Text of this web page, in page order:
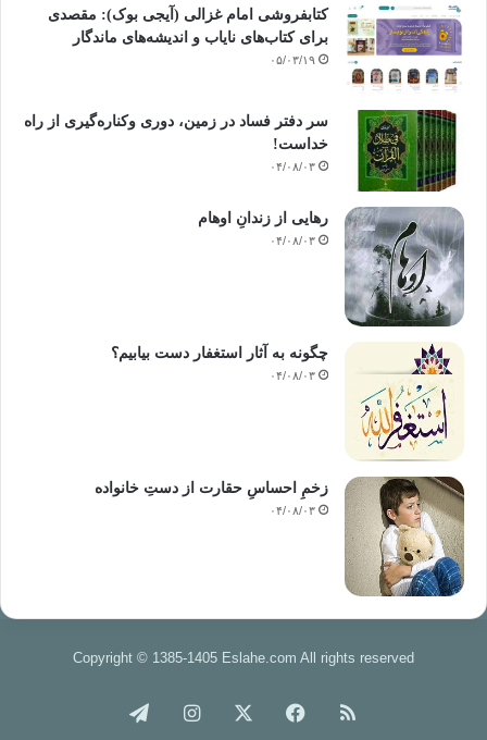
کتابفروشی امام غزالی (آیجی بوک): مقصدی
برای کتاب‌های نایاب و اندیشه‌های ماندگار
۰۵/۰۳/۱۹
سر دفتر فساد در زمین‌، دوری وکناره‌گیری از راه
خداست‌!
۰۴/۰۸/۰۳
رهایی از زندانِ اوهام
۰۴/۰۸/۰۳
چگونه به آثار استغفار دست بیابیم؟
۰۴/۰۸/۰۳
زخمِ احساسِ حقارت از دستِ خانواده
۰۴/۰۸/۰۳
Copyright © 1385-1405 Eslahe.com All rights reserved
خوراک فیس اینستاگرام